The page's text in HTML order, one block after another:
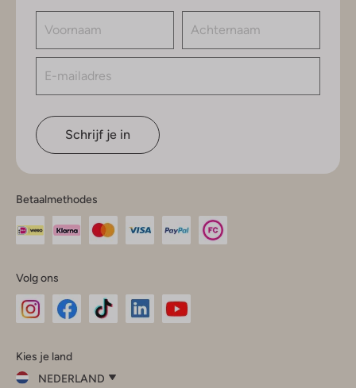
Schrijf je in
Betaalmethodes
Volg ons
InstagramFacebook
Kies je land
NEDERLAND